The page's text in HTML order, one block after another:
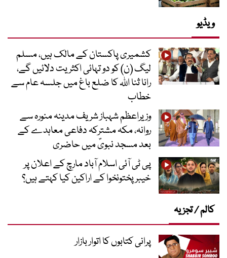
ویڈیو
کشمیری پاکستان کے مالک ہیں، مسلم
لیگ (ن) کو دو تہائی اکثریت دلائیں گے،
رانا ثنا اللہ کا ضلع باغ میں جلسہ عام سے
خطاب
وزیراعظم شہباز شریف مدینہ منورہ سے
روانہ، مکہ مشترکہ دفاعی معاہدے کے
بعد مسجد نبویؐ میں حاضری
پی ٹی آئی اسلام آباد مارچ کے اعلان پر
خیبر پختونخوا کے اراکین کیا کہتے ہیں؟
کالم / تجزیہ
پرانی کتابوں کا اتوار بازار